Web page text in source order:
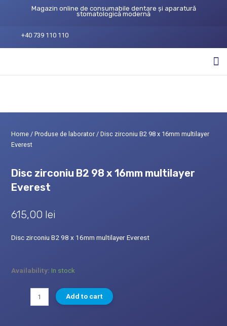
Magazin online de consumabile dentare și aparatură
stomatologică modernă
+40 739 110 110
Home /Produse de laborator / Disc zirconiu B2 98 x 16mm multilayer
Everest
Disc zirconiu B2 98 x 16mm multilayer
Everest
615,00 lei
Disc zirconiu B2 98 x 16mm multilayer Everest
Availability: In stock
Add to cart